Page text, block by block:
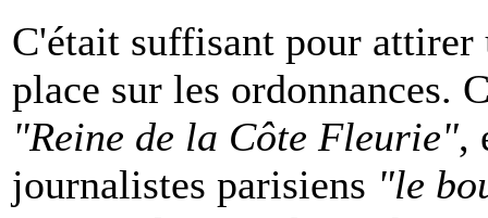
C'était suffisant pour attirer
place sur les ordonnances.
"Reine de la Côte Fleurie",
journalistes parisiens "le